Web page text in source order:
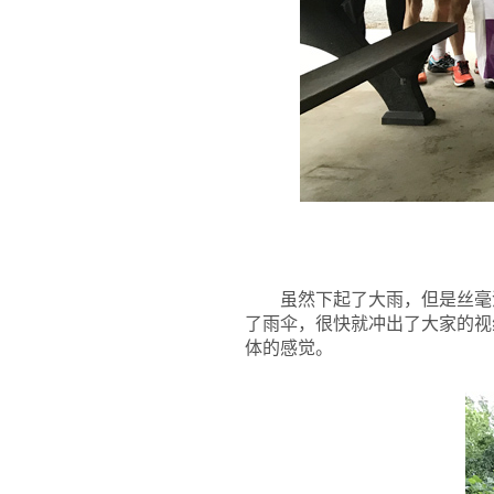
虽然下起了大雨，但是丝
了雨伞，很快就冲出了大家的
体的感觉。